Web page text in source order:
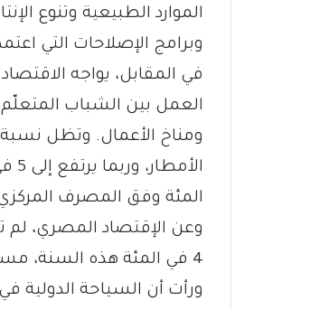
الموارد الطبيعية وتنوع
وبرامج الإصلاحات التي
العمل بين الشباب
ومناخ الأعمال. وتظل نسبة
المئة وفق المصرف المركزي،
وعن الإقتصاد المصري، لم
4 في المئة هذه السنة،
ورأت أن السياحة